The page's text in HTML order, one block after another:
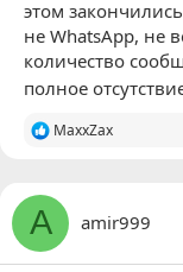
этом
не WhatsApp, не
количество
полное
Р
ц
и
:
MaxxZax
A amir999